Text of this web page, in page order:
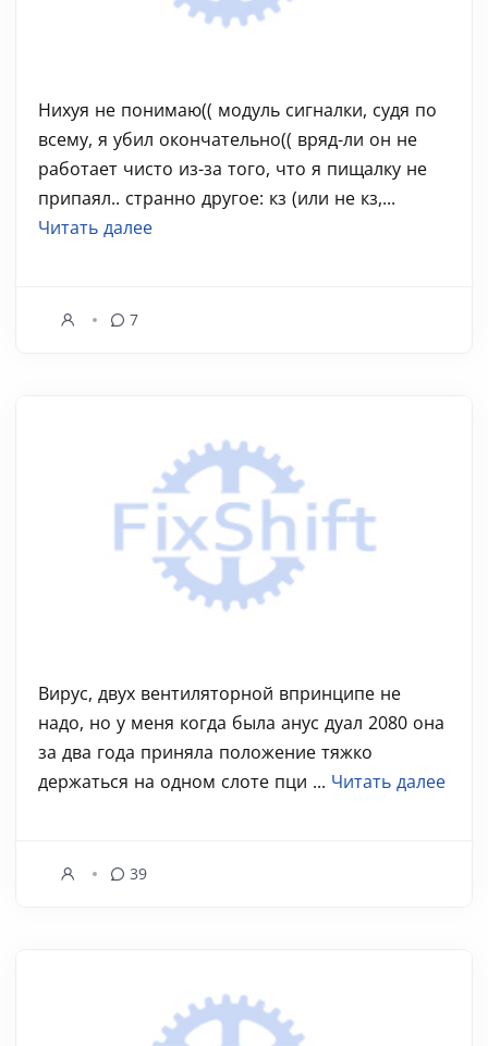
Нихуя не понимаю(( модуль сигналки, судя по
всему, я убил окончательно(( вряд-ли он не
работает чисто из-за того, что я пищалку не
припаял.. странно другое: кз (или не кз,...
Читать далее
7
Вирус, двух вентиляторной впринципе не
надо, но у меня когда была анус дуал 2080 она
за два года приняла положение тяжко
держаться на одном слоте пци ... Читать далее
39